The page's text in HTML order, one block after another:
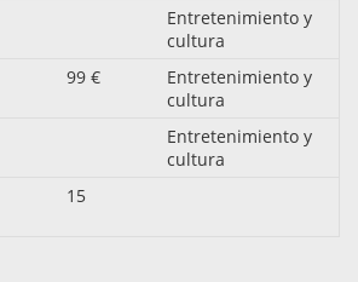
Entretenimiento y
cultura
99 €
Entretenimiento y
cultura
Entretenimiento y
cultura
15